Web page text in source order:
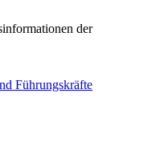
der
Führungskräfte